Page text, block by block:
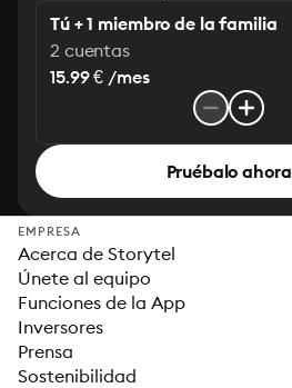
Tú + 1 miembro de la familia
2 cuentas
15.99 € /mes
Pruébalo ahora
EMPRESA
Acerca de Storytel
Únete al equipo
Funciones de la App
Inversores
Prensa
Sostenibilidad